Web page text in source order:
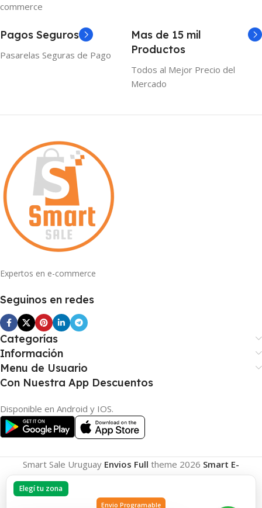
Elegí tu zona
Envio Programable
commerce
Pagos Seguros
Pasarelas Seguras de Pago
Mas de 15 mil
Productos
Todos al Mejor Precio del
Mercado
Expertos en e-commerce
Seguinos en redes
Categorías
Información
Menu de Usuario
Con Nuestra App Descuentos
Disponible en Android y IOS.
Smart Sale Uruguay Envios Full theme 2026 Smart E-
Commerce.